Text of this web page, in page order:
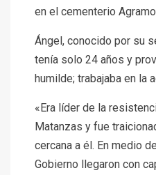
en el cementerio
Ángel, conocido por su
tenía solo 24 años y
humilde; trabajaba en la
«Era líder de la
Matanzas y fue
cercana a él. En medio
Gobierno llegaron con